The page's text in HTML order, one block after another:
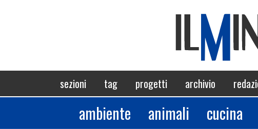
Navigazione
principale
sezioni tag progetti archivio
Sezioni
ambiente animali cucina